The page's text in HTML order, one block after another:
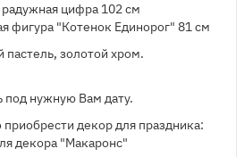
цифра 102 см
фигура "Котенок Единорог" 81 см
золотой хром.
нужную Вам дату.
декор для праздника:
декора "Макаронс"